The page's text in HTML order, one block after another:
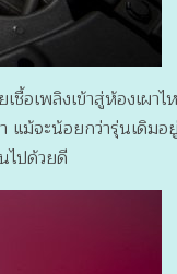
อเพลิงเข้าสู่ห้องเผา
ม้จะน้อยกว่ารุ่นเดิมอ
ไปด้วยดี